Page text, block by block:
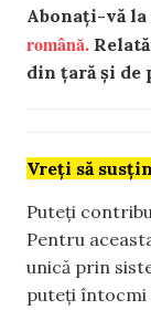
Abonați-vă la
română.
din țară și de
Vreți să
Puteți
Pentru
unică prin
puteți întocmi